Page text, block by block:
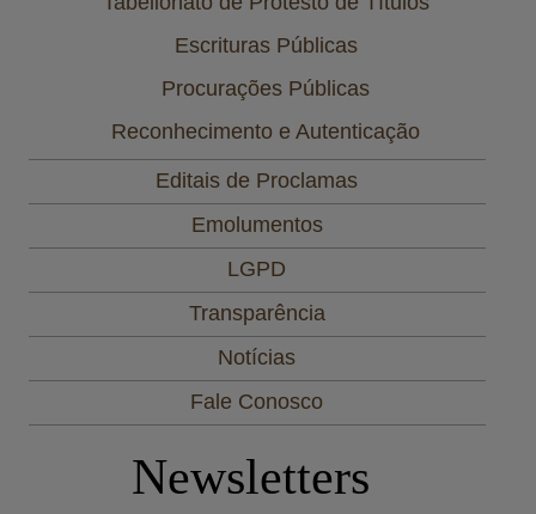
Escrituras Públicas
Procurações Públicas
Reconhecimento e Autenticação
Editais de Proclamas
Emolumentos
LGPD
Transparência
Notícias
Fale Conosco
Newsletters